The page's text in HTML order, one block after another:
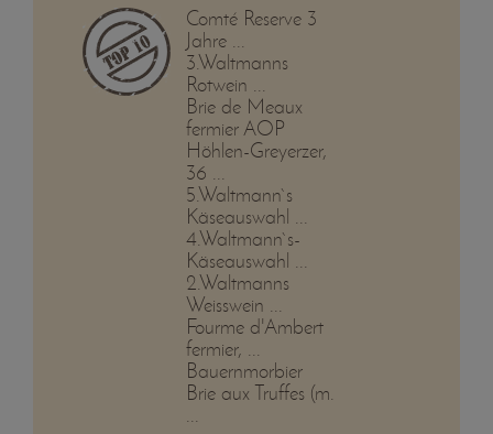
Comté Reserve 3
Jahre ...
3.Waltmanns
Rotwein ...
Brie de Meaux
fermier AOP
Höhlen-Greyerzer,
36 ...
5.Waltmann`s
Käseauswahl ...
4.Waltmann`s-
Käseauswahl ...
2.Waltmanns
Weisswein ...
Fourme d'Ambert
fermier, ...
Bauernmorbier
Brie aux Truffes (m.
...